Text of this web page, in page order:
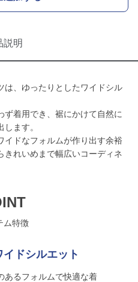
説明
は、ゆったりとしたワイドシル
着用でき、裾にかけて自然に
ます。
イドなフォルムが作り出す余裕
きれいめまで幅広いコーディネ
ム特徴
ドシルエット
あるフォルムで快適な着